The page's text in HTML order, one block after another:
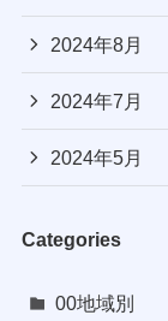
2024年8月
2024年7月
2024年5月
Categories
00地域別